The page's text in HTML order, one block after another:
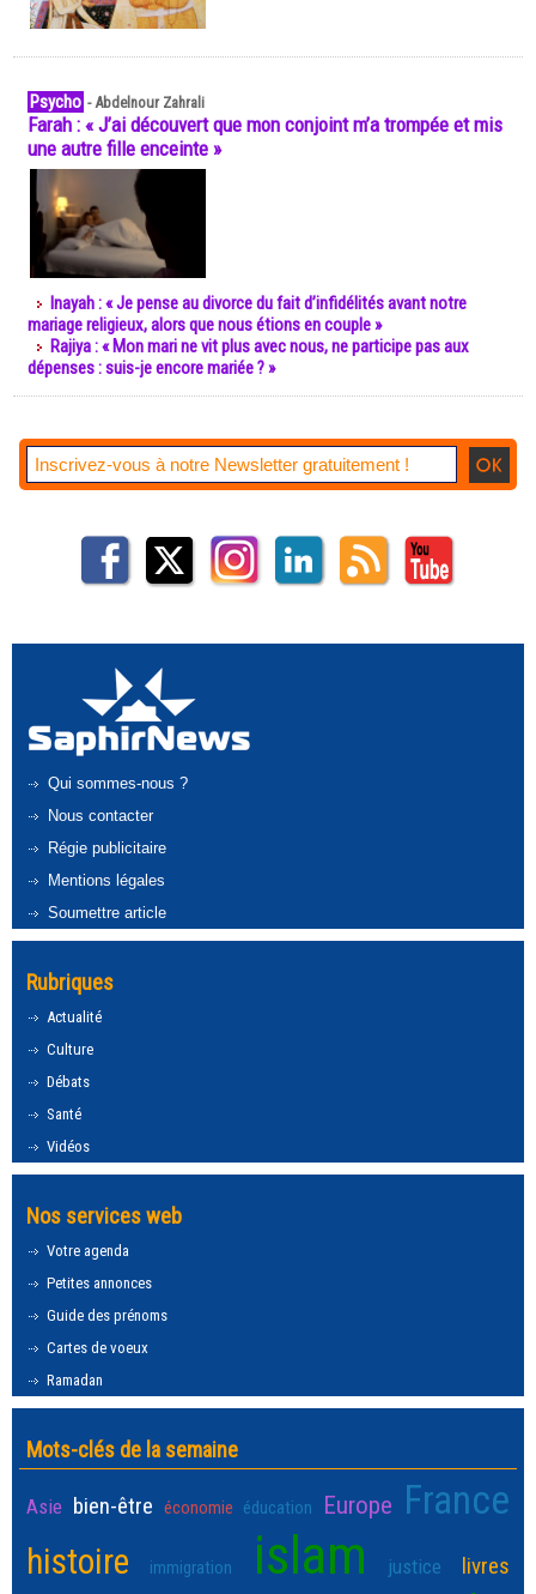
Psycho -Abdelnour Zahrali
Farah : « J’ai découvert que mon conjoint m’a trompée et mis
une autre fille enceinte »
Inayah : « Je pense au divorce du fait d’infidélités avant notre
mariage religieux, alors que nous étions en couple »
Rajiya : « Mon mari ne vit plus avec nous, ne participe pas aux
dépenses : suis-je encore mariée ? »
Qui sommes-nous ?
Nous contacter
Régie publicitaire
Mentions légales
Soumettre article
Rubriques
Actualité
Culture
Débats
Santé
Vidéos
Nos services web
Votre agenda
Petites annonces
Guide des prénoms
Cartes de voeux
Ramadan
Mots-clés de la semaine
Asie bien-être économie éducation Europe France
histoire immigration islam justice livres